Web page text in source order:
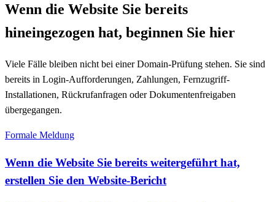
Wenn die Website Sie bereits
hineingezogen hat, beginnen Sie hier
Viele Fälle bleiben nicht bei einer Domain-Prüfung stehen. Sie sind
bereits in Login-Aufforderungen, Zahlungen, Fernzugriff-
Installationen, Rückrufanfragen oder Dokumentenfreigaben
übergegangen.
Formale Meldung
Wenn die Website Sie bereits weitergeführt hat,
erstellen Sie den Website-Bericht